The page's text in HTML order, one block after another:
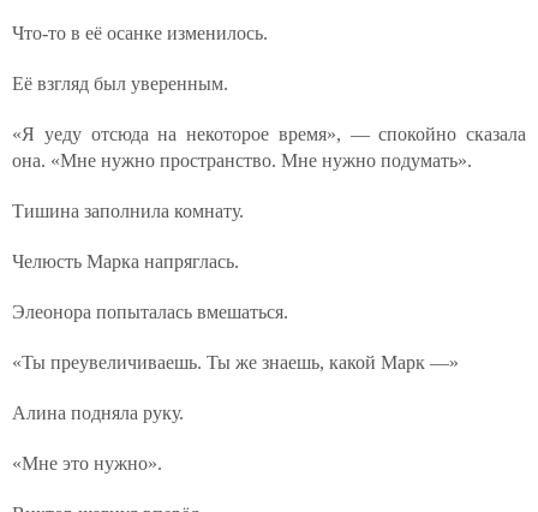
Что-то в её осанке изменилось.
Её взгляд был уверенным.
«Я уеду отсюда на некоторое время», — спокойно сказала
она. «Мне нужно пространство. Мне нужно подумать».
Тишина заполнила комнату.
Челюсть Марка напряглась.
Элеонора попыталась вмешаться.
«Ты преувеличиваешь. Ты же знаешь, какой Марк —»
Алина подняла руку.
«Мне это нужно».